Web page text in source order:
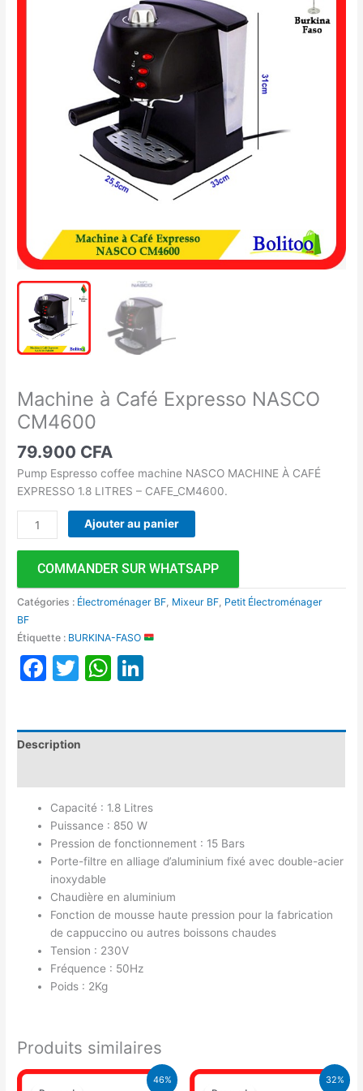
Machine à Café Expresso NASCO
CM4600
79.900 CFA
Pump Espresso coffee machine NASCO MACHINE À CAFÉ
EXPRESSO 1.8 LITRES – CAFE_CM4600.
Ajouter au panier
COMMANDER SUR WHATSAPP
Catégories : Électroménager BF, Mixeur BF, Petit Électroménager
BF
Étiquette : BURKINA-FASO
Facebook
TwitterWhatsApp
Description
Capacité : 1.8 Litres
Puissance : 850 W
Pression de fonctionnement : 15 Bars
Porte-filtre en alliage d’aluminium fixé avec double-acier
inoxydable
Chaudière en aluminium
Fonction de mousse haute pression pour la fabrication
de cappuccino ou autres boissons chaudes
Tension : 230V
Fréquence : 50Hz
Poids : 2Kg
Produits similaires
46%
Le
prix
Le
prix
32%
Le
prix
Le